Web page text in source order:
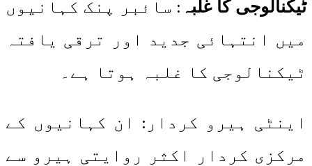
ٹیکنالوجی کا غلبہ : سائبر پنک کہانیوں
میں انتہائی جدید اور ترقی یافتہ
ٹیکنالوجی کا غلبہ ہوتا ہے۔
اینٹی ہیرو کردار: ان کہانیوں کے
مرکزی کردار اکثر روایتی ہیرو سے